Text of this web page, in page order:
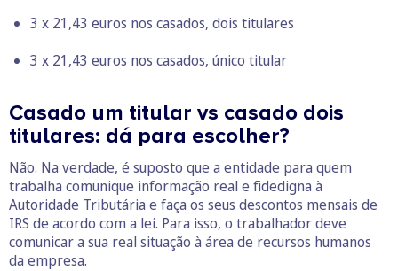
3 x 21,43 euros nos casados, dois titulares
3 x 21,43 euros nos casados, único titular
Casado um titular vs casado dois
titulares: dá para escolher?
Não. Na verdade, é suposto que a entidade para quem
trabalha comunique informação real e fidedigna à
Autoridade Tributária e faça os seus descontos mensais de
IRS de acordo com a lei. Para isso, o trabalhador deve
comunicar a sua real situação à área de recursos humanos
da empresa.